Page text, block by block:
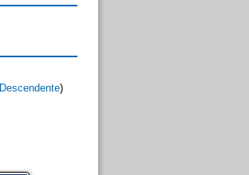
Descendente)